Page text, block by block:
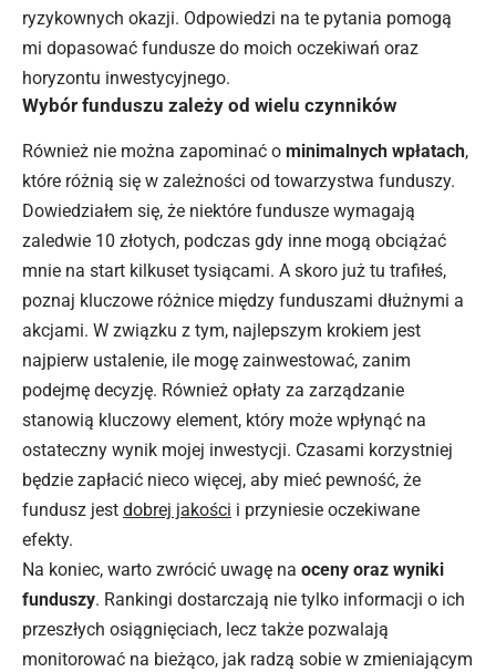
ryzykownych okazji. Odpowiedzi na te pytania pomogą
mi dopasować fundusze do moich oczekiwań oraz
horyzontu inwestycyjnego.
Wybór funduszu zależy od wielu czynników
Również nie można zapominać o minimalnych wpłatach,
które różnią się w zależności od towarzystwa funduszy.
Dowiedziałem się, że niektóre fundusze wymagają
zaledwie 10 złotych, podczas gdy inne mogą obciążać
mnie na start kilkuset tysiącami. A skoro już tu trafiłeś,
poznaj kluczowe różnice między funduszami dłużnymi a
akcjami. W związku z tym, najlepszym krokiem jest
najpierw ustalenie, ile mogę zainwestować, zanim
podejmę decyzję. Również opłaty za zarządzanie
stanowią kluczowy element, który może wpłynąć na
ostateczny wynik mojej inwestycji. Czasami korzystniej
będzie zapłacić nieco więcej, aby mieć pewność, że
fundusz jest dobrej jakości i przyniesie oczekiwane
efekty.
Na koniec, warto zwrócić uwagę na oceny oraz wyniki
funduszy. Rankingi dostarczają nie tylko informacji o ich
przeszłych osiągnięciach, lecz także pozwalają
monitorować na bieżąco, jak radzą sobie w zmieniającym